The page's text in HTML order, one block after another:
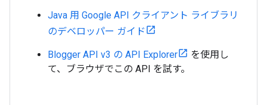
Java 用 Google API クライアント ライブラリ
のデベロッパー ガイド
Blogger API v3 の API Explorer
を使用し
て、ブラウザでこの API を試す。